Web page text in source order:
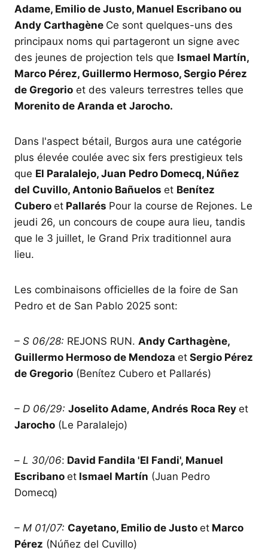
Adame, Emilio de Justo, Manuel Escribano ou
Andy Carthagène Ce sont quelques-uns des
principaux noms qui partageront un signe avec
des jeunes de projection tels que Ismael Martín,
Marco Pérez, Guillermo Hermoso, Sergio Pérez
de Gregorio et des valeurs terrestres telles que
Morenito de Aranda et Jarocho.
Dans l'aspect bétail, Burgos aura une catégorie
plus élevée coulée avec six fers prestigieux tels
que El Paralalejo, Juan Pedro Domecq, Núñez
del Cuvillo, Antonio Bañuelos et Benítez
Cubero et Pallarés Pour la course de Rejones. Le
jeudi 26, un concours de coupe aura lieu, tandis
que le 3 juillet, le Grand Prix traditionnel aura
lieu.
Les combinaisons officielles de la foire de San
Pedro et de San Pablo 2025 sont:
– S 06/28: REJONS RUN. Andy Carthagène,
Guillermo Hermoso de Mendoza et Sergio Pérez
de Gregorio (Benítez Cubero et Pallarés)
– D 06/29: Joselito Adame, Andrés Roca Rey et
Jarocho (Le Paralalejo)
– L 30/06: David Fandila 'El Fandi', Manuel
Escribano et Ismael Martín (Juan Pedro
Domecq)
– M 01/07: Cayetano, Emilio de Justo et Marco
Pérez (Núñez del Cuvillo)